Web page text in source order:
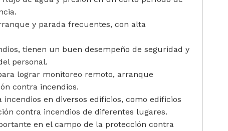
y parada frecuentes, con alta
tienen un buen desempeño de seguridad y
personal.
lograr monitoreo remoto, arranque
contra incendios.
en diversos edificios, como edificios
contra incendios de diferentes lugares.
en el campo de la protección contra